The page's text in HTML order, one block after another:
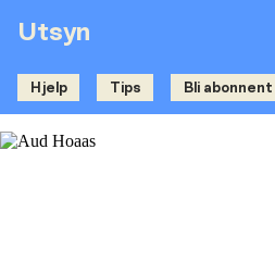
Utsyn
Hjelp Tips Bli abonnent